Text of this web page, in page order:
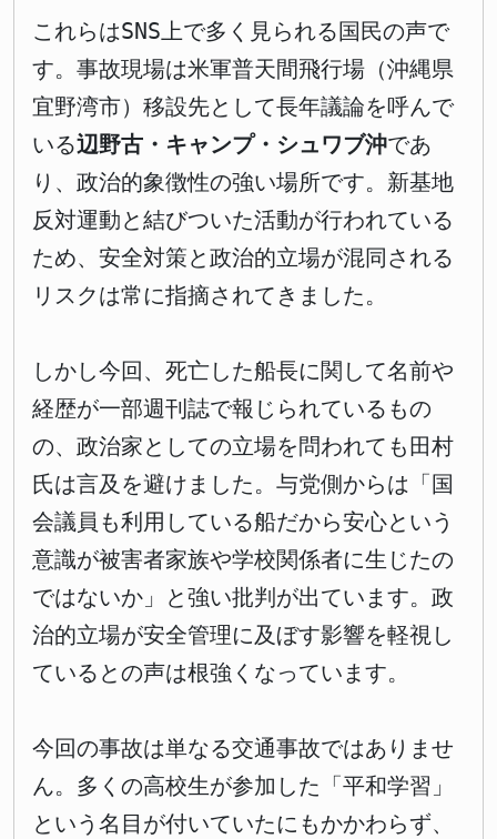
これらはSNS上で多く見られる国民の声で
す。事故現場は米軍普天間飛行場（沖縄県
宜野湾市）移設先として長年議論を呼んで
いる辺野古・キャンプ・シュワブ沖であ
り、政治的象徴性の強い場所です。新基地
反対運動と結びついた活動が行われている
ため、安全対策と政治的立場が混同される
リスクは常に指摘されてきました。
しかし今回、死亡した船長に関して名前や
経歴が一部週刊誌で報じられているもの
の、政治家としての立場を問われても田村
氏は言及を避けました。与党側からは「国
会議員も利用している船だから安心という
意識が被害者家族や学校関係者に生じたの
ではないか」と強い批判が出ています。政
治的立場が安全管理に及ぼす影響を軽視し
ているとの声は根強くなっています。
今回の事故は単なる交通事故ではありませ
ん。多くの高校生が参加した「平和学習」
という名目が付いていたにもかかわらず、